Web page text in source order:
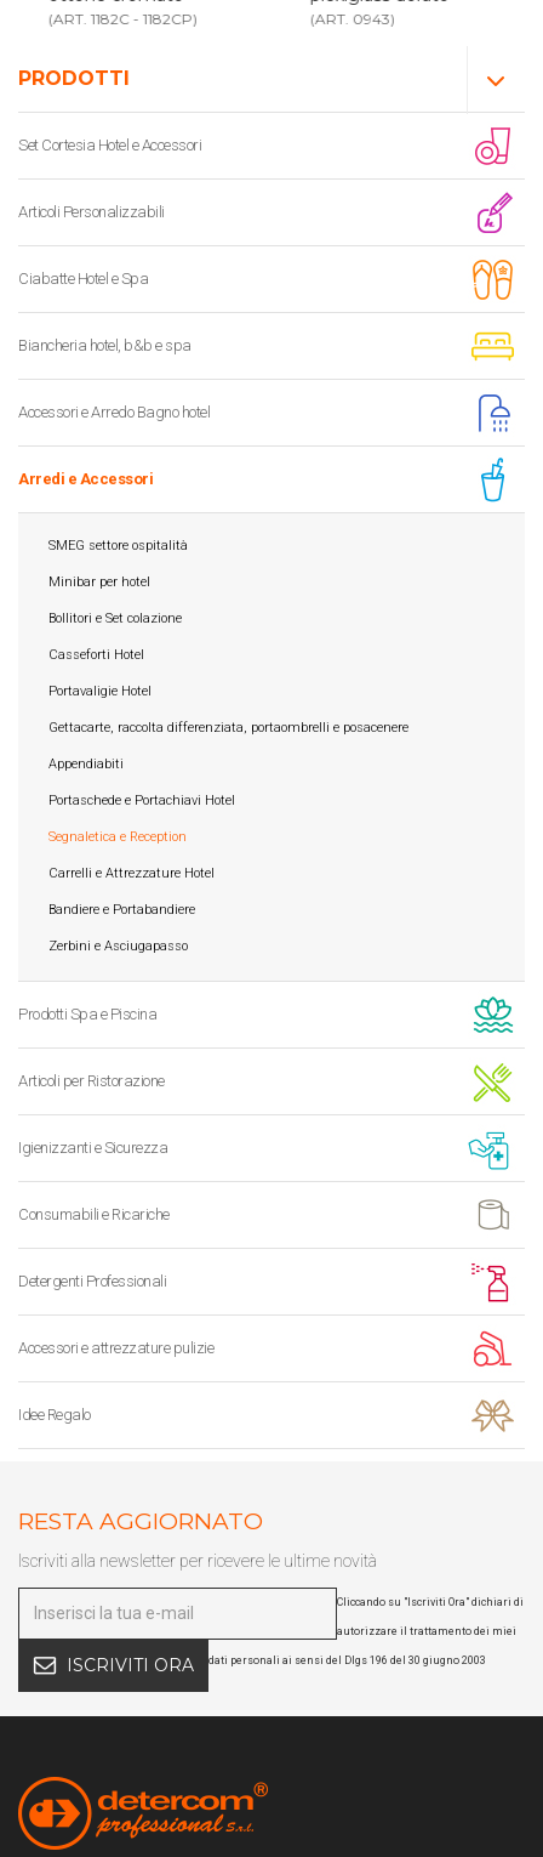
PRODOTTI
Set Cortesia Hotel e Accessori
Articoli Personalizzabili
Ciabatte Hotel e Spa
Biancheria hotel, b&b e spa
Accessori e Arredo Bagno hotel
Arredi e Accessori
SMEG settore ospitalità
Minibar per hotel
Bollitori e Set colazione
Casseforti Hotel
Portavaligie Hotel
Gettacarte, raccolta differenziata, portaombrelli e posacenere
Appendiabiti
Portaschede e Portachiavi Hotel
Segnaletica e Reception
Carrelli e Attrezzature Hotel
Bandiere e Portabandiere
Zerbini e Asciugapasso
Prodotti Spa e Piscina
Articoli per Ristorazione
Igienizzanti e Sicurezza
Consumabili e Ricariche
Detergenti Professionali
Accessori e attrezzature pulizie
Idee Regalo
(ART. 1182C - 1182CP) (ART. 0943)
RESTA AGGIORNATO
Iscriviti alla newsletter per ricevere le ultime novità
ISCRIVITI ORA
Cliccando su "Iscriviti Ora" dichiari di
autorizzare il trattamento dei miei
dati personali ai sensi del Dlgs 196 del 30 giugno 2003